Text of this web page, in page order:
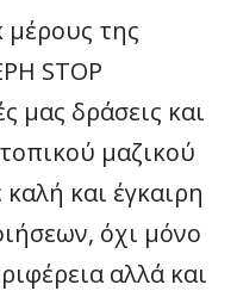
της
STOP
μας δράσεις και
μαζικού
και έγκαιρη
όχι μόνο
αλλά και